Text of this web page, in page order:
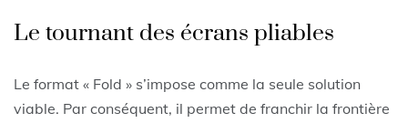
Le tournant des écrans pliables
Le format « Fold » s’impose comme la seule solution
viable. Par conséquent, il permet de franchir la frontière